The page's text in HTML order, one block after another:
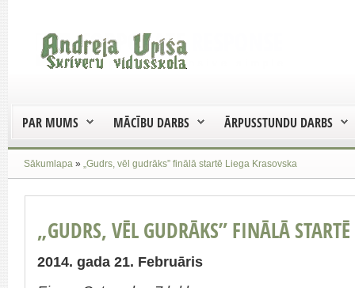
PAR MUMS MĀCĪBU DARBS ĀRPUSSTUNDU DARBS
Sākumlapa » „Gudrs, vēl gudrāks” finālā startē Liega Krasovska
„GUDRS, VĒL GUDRĀKS” FINĀLĀ
2014. gada 21. Februāris